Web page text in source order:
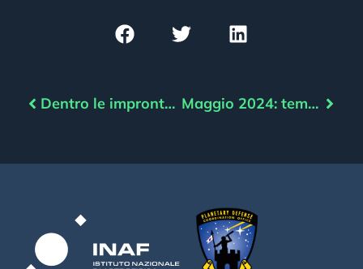
Dentro le impronte aurorali delle lune di Giove Maggio 2024: tempesta solare storica anche per Marte